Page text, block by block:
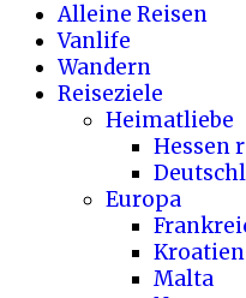
Alleine Reisen
Vanlife
Wandern
Reiseziele
Heimatliebe
Hessen
Europa
Kroatien
Malta